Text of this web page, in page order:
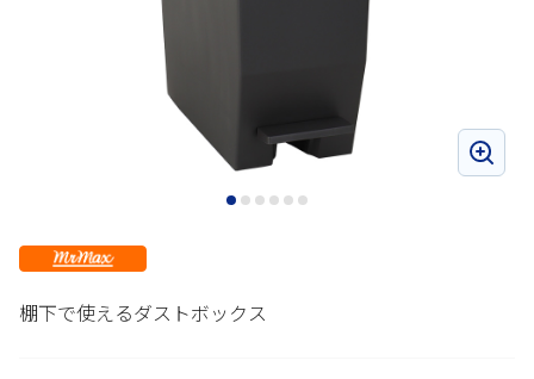
棚下で使えるダストボックス